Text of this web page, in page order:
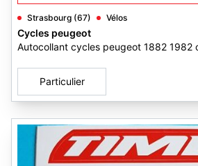
Strasbourg (67) Vélos
Cycles peugeot
Autocollant cycles peugeot 1882 1982
Particulier